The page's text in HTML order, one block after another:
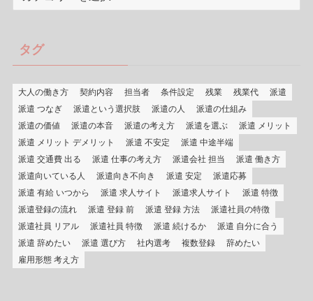
ー
タグ
大人の働き方 契約内容 担当者 条件設定 残業 残業代
派遣
派遣 つなぎ
派遣という選択肢 派遣の人
派遣の仕組み
派遣の価値
派遣の本音 派遣の考え方 派遣を選ぶ
派遣 メリット
派遣 メリット デメリット
派遣 不安定
派遣 中途半端
派遣 交通費 出る
派遣 仕事の考え方 派遣会社 担当
派遣 働き方
派遣向いている人
派遣向き不向き 派遣 安定
派遣応募
派遣 有給 いつから
派遣 求人サイト 派遣求人サイト
派遣 特徴
派遣登録の流れ
派遣 登録 前 派遣 登録 方法
派遣社員の特徴
派遣社員 リアル
派遣社員 特徴 派遣 続けるか
派遣 自分に合う
派遣 辞めたい
派遣 選び方 社内選考 複数登録
辞めたい
雇用形態 考え方